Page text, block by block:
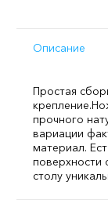
Описание
Простая
крепление.
прочного
вариации
материал.
столу